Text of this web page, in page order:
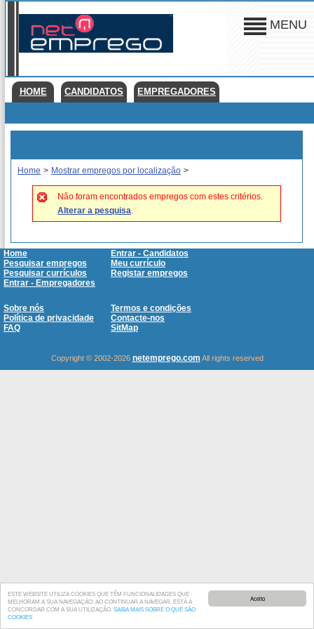
Aceito
ESTE WEBSITE UTILIZA COOKIES QUE TÊM FUNCIONALIDADES QUE
MELHORAM A SUA NAVEGAÇÃO. AO CONTINUAR A NAVEGAR, ESTÁ A
CONCORDAR COM A SUA UTILIZAÇÃO. SAIBA MAIS SOBRE O QUE SÃO
COOKIES
MENU
HOME CANDIDATOS EMPREGADORES
Home > Mostrar empregos por localização >
Não foram encontrados empregos com estes critérios.
Alterar a pesquisa.
Home
Entrar - Candidatos
Pesquisar empregos
Meu currículo
Pesquisar currículos
Registar empregos
Entrar - Empregadores
Sobre nós
Termos e condições
Política de privacidade
Contacte-nos
FAQ
SitMap
Copyright © 2002-2026 netemprego.com All rights reserved